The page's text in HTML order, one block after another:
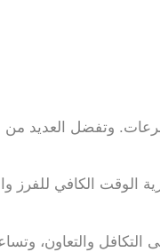
وتفضل العديد من
الوقت الكافي للفرز
التكافل والتعاون،